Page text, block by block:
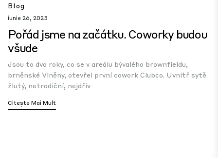
Blog
iunie 26, 2023
Pořád jsme na začátku. Coworky budou
všude
Jsou to dva roky, co se v areálu bývalého brownfieldu,
brněnské Vlněny, otevřel první cowork Clubco. Uvnitř sytě
žlutý, netradiční, nejdřív
Citește Mai Mult